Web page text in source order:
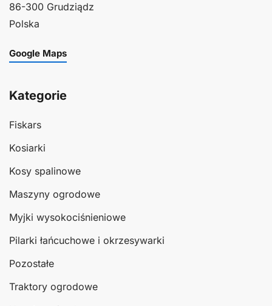
86-300 Grudziądz
Polska
Google Maps
Kategorie
Fiskars
Kosiarki
Kosy spalinowe
Maszyny ogrodowe
Myjki wysokociśnieniowe
Pilarki łańcuchowe i okrzesywarki
Pozostałe
Traktory ogrodowe